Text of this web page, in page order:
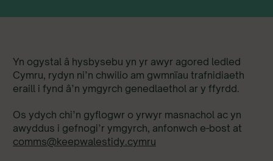
Yn ogystal â hysbysebu yn yr awyr agored ledled
Cymru, rydyn ni’n chwilio am gwmnïau trafnidiaeth
eraill i fynd â’n ymgyrch genedlaethol ar y ffyrdd.
Os ydych chi’n gyflogwr o yrwyr masnachol ac yn
awyddus i gefnogi’r ymgyrch, anfonwch e-bost at
comms@keepwalestidy.cymru